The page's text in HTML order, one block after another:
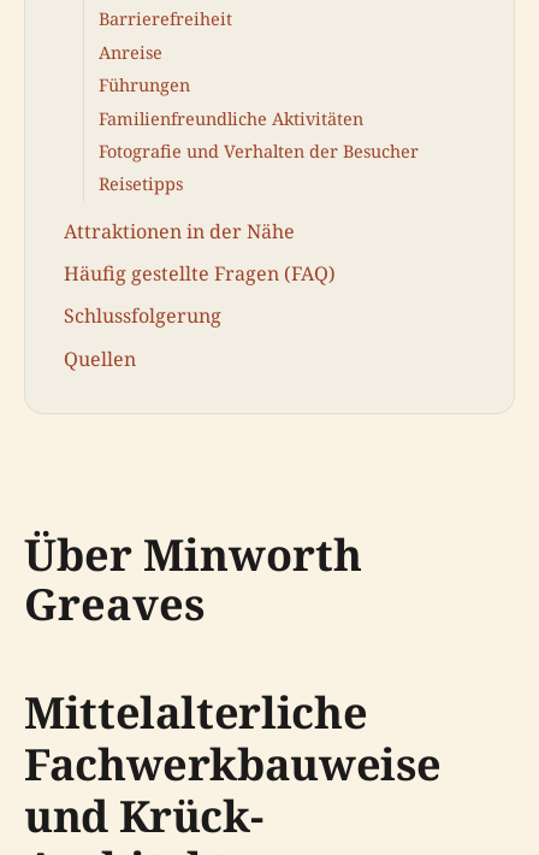
Barrierefreiheit
Anreise
Führungen
Familienfreundliche Aktivitäten
Fotografie und Verhalten der Besucher
Reisetipps
Attraktionen in der Nähe
Häufig gestellte Fragen (FAQ)
Schlussfolgerung
Quellen
Über Minworth
Greaves
Mittelalterliche
Fachwerkbauweise
und Krück-